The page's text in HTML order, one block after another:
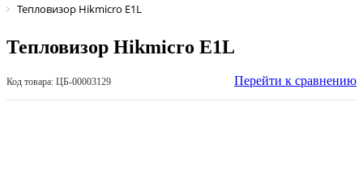
Тепловизор Hikmicro E1L
Тепловизор Hikmicro E1L
Код товара: ЦБ-00003129 Перейти к сравнению